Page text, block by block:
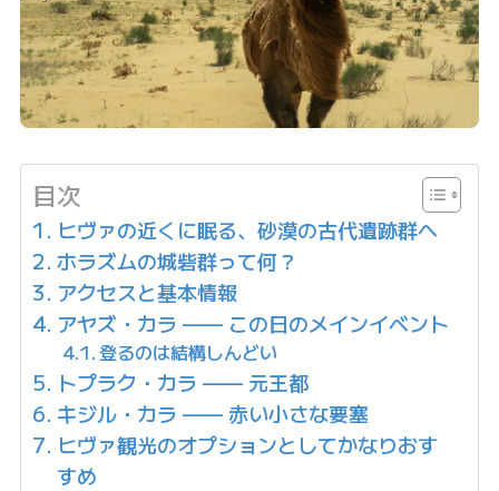
目次
ヒヴァの近くに眠る、砂漠の古代遺跡群へ
ホラズムの城砦群って何？
アクセスと基本情報
アヤズ・カラ —— この日のメインイベント
登るのは結構しんどい
トプラク・カラ —— 元王都
キジル・カラ —— 赤い小さな要塞
ヒヴァ観光のオプションとしてかなりおす
すめ